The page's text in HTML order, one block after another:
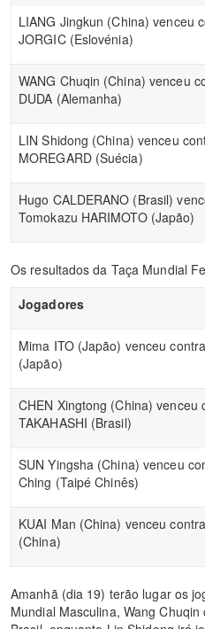
LIANG Jingkun (China) venceu
JORGIC (Eslovénia)
WANG Chuqin (China) venceu
DUDA (Alemanha)
LIN Shidong (China) venceu
MOREGARD (Suécia)
Hugo CALDERANO (Brasil)
Tomokazu HARIMOTO (Japão)
Os resultados da Taça Mundial
Jogadores
Mima ITO (Japão) venceu
(Japão)
CHEN Xingtong (China) venceu
TAKAHASHI (Brasil)
SUN Yingsha (China) venceu
Ching (Taipé Chinês)
KUAI Man (China) venceu
(China)
Amanhã (dia 19) terão lugar os
Mundial Masculina, Wang